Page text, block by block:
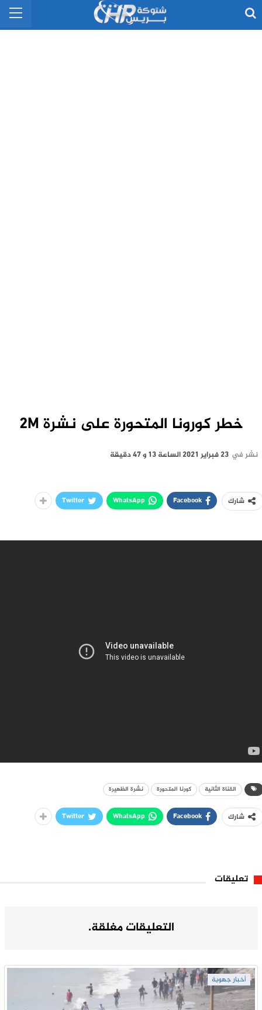
خطر كورونا المتحورة على نشرة 2M
نشر في 23 فبراير 2021 الساعة 13 و 47 دقيقة
شارك Facebook
WhatsApp
Twitter
القناة الثانية كورنا المتحورة نشرة الظهيرة
شارك Facebook
WhatsApp
Twitter
تعليقات
التعليقات مغلقة.
أخبار جهوية